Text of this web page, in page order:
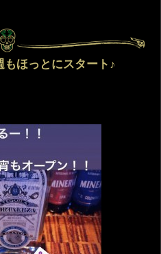
ほっとにスタート♪